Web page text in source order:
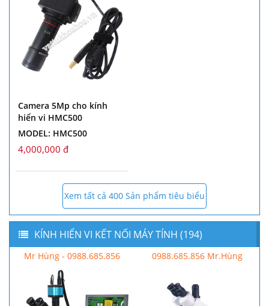
Camera 5Mp cho kính
hiển vi HMC500
MODEL: HMC500
4,000,000 đ
Xem tất cả 400 Sản phẩm tiêu biểu
KÍNH HIỂN VI KẾT NỐI MÁY TÍNH (194)
Mr Hùng - 0988.685.856 0988.685.856 Mr.Hùng